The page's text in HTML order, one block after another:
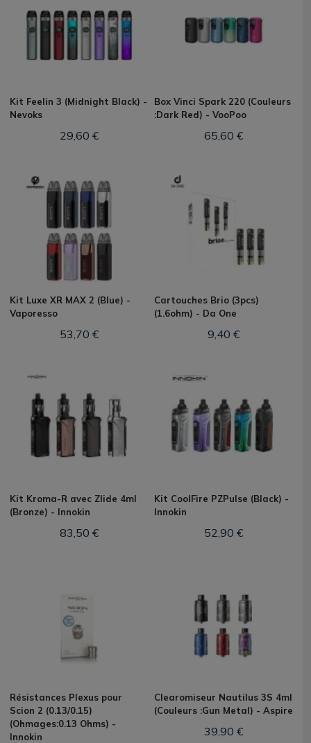
Kit Feelin 3 (Midnight Black) -
Nevoks
29,60 €
Box Vinci Spark 220 (Couleurs
:Dark Red) - VooPoo
65,60 €
Kit Luxe XR MAX 2 (Blue) -
Vaporesso
53,70 €
Cartouches Brio (3pcs)
(1.6ohm) - Da One
9,40 €
Kit Kroma-R avec Zlide 4ml
(Bronze) - Innokin
83,50 €
Kit CoolFire PZPulse (Black) -
Innokin
52,90 €
Résistances Plexus pour
Scion 2 (0.13/0.15)
(Ohmages:0.13 Ohms) -
Innokin
Clearomiseur Nautilus 3S 4ml
(Couleurs :Gun Metal) - Aspire
39,90 €